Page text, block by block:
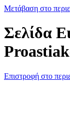
Μετάβαση στο
Σελίδα
Επιστροφή στο